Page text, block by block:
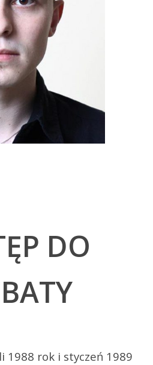
DO
1988 rok i styczeń 1989